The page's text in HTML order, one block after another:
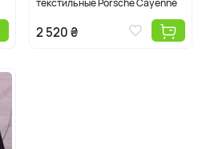
текстильные Porsche Cayenne
2 520 ₴